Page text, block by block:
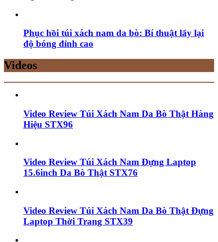
Phục hồi túi xách nam da bò: Bí thuật lấy lại
độ bóng đỉnh cao
Videos
Video Review Túi Xách Nam Da Bò Thật Hàng
Hiệu STX96
Video Review Túi Xách Nam Đựng Laptop
15.6inch Da Bò Thật STX76
Video Review Túi Xách Nam Da Bò Thật Đựng
Laptop Thời Trang STX39